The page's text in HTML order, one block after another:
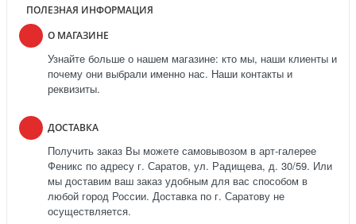
ПОЛЕЗНАЯ ИНФОРМАЦИЯ
О МАГАЗИНЕ
Узнайте больше о нашем магазине: кто мы, наши клиенты и
почему они выбрали именно нас. Наши контакты и
реквизиты.
ДОСТАВКА
Получить заказ Вы можете самовывозом в арт-галерее
Феникс по адресу г. Саратов, ул. Радищева, д. 30/59. Или
мы доставим ваш заказ удобным для вас способом в
любой город России. Доставка по г. Саратову не
осуществляется.